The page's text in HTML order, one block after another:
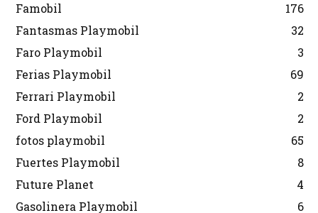
Famobil
176
Fantasmas Playmobil
32
Faro Playmobil
3
Ferias Playmobil
69
Ferrari Playmobil
2
Ford Playmobil
2
fotos playmobil
65
Fuertes Playmobil
8
Future Planet
4
Gasolinera Playmobil
6